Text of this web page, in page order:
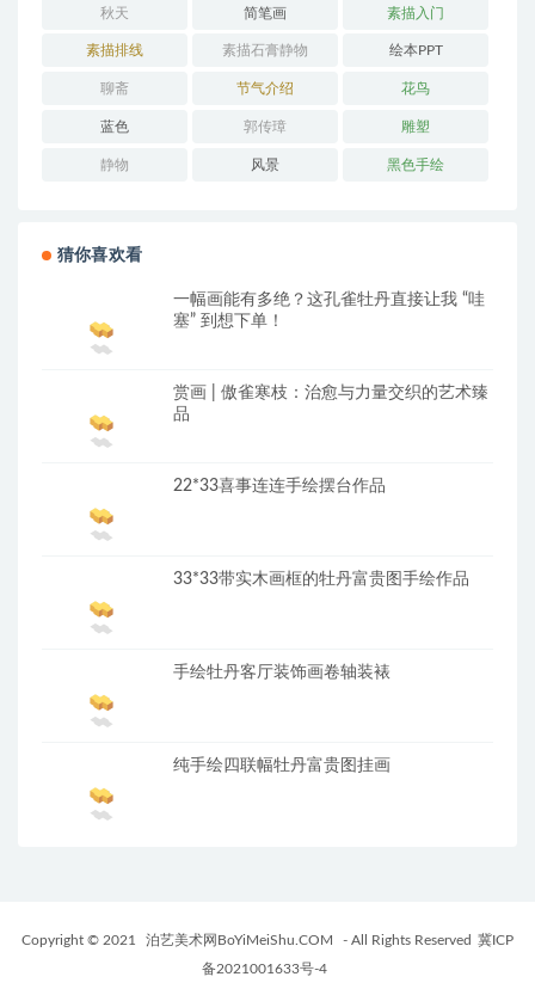
秋天 简笔画 素描入门
素描排线 素描石膏静物 绘本PPT
聊斋 节气介绍 花鸟
蓝色 郭传璋 雕塑
静物 风景 黑色手绘
猜你喜欢看
一幅画能有多绝？这孔雀牡丹直接让我 “哇
塞” 到想下单！
赏画 | 傲雀寒枝：治愈与力量交织的艺术臻
品
22*33喜事连连手绘摆台作品
33*33带实木画框的牡丹富贵图手绘作品
手绘牡丹客厅装饰画卷轴装裱
纯手绘四联幅牡丹富贵图挂画
Copyright © 2021 泊艺美术网BoYiMeiShu.COM - All Rights Reserved 冀ICP
备2021001633号-4